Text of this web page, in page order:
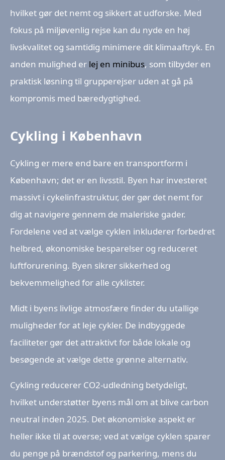
hvilket gør det nemt og sikkert at udforske. Med
fokus på miljøvenlig rejse kan du nyde en høj
livskvalitet og samtidig minimere dit klimaaftryk. En
anden mulighed er lej en minibus, som tilbyder en
praktisk løsning til grupperejser uden at gå på
kompromis med bæredygtighed.
Cykling i København
Cykling er mere end bare en transportform i
København; det er en livsstil. Byen har investeret
massivt i cykelinfrastruktur, der gør det nemt for
dig at navigere gennem de maleriske gader.
Fordelene ved at vælge cyklen inkluderer forbedret
helbred, økonomiske besparelser og reduceret
luftforurening. Byen sikrer sikkerhed og
bekvemmelighed for alle cyklister.
Midt i byens livlige atmosfære finder du utallige
muligheder for at leje cykler. De indbyggede
faciliteter gør det attraktivt for både lokale og
besøgende at vælge dette grønne alternativ.
Cykling reducerer CO2-udledning betydeligt,
hvilket understøtter byens mål om at blive carbon
neutral inden 2025. Det økonomiske aspekt er
heller ikke til at overse; ved at vælge cyklen sparer
du penge på brændstof og parkering, mens du